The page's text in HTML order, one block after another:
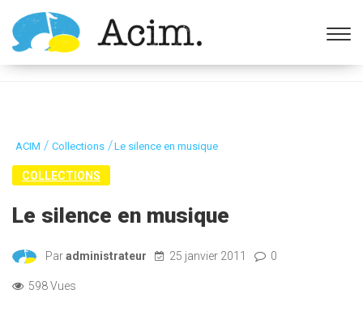
Ouvrir la barre d’outils
ACIM / Collections /Le silence en musique
COLLECTIONS
Le silence en musique
Paradministrateur 25 janvier 2011 0
598 Vues